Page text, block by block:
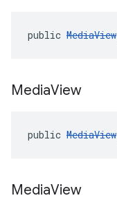
public MediaView
MediaView
public MediaView
MediaView